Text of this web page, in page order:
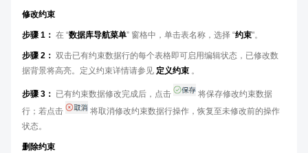
修改约束
步骤 1： 在 “数据库导航菜单” 窗格中，单击表名称，选择 “约束"。
步骤 2： 双击已有约束数据行的每个表格即可启用编辑状态，已修改数
据背景将高亮。定义约束详情请参见 定义约束 。
步骤 3： 已有约束数据修改完成后，点击
将保存修改约束数据
行；若点击
将取消修改约束数据行操作，恢复至未修改前的操作
状态。
删除约束